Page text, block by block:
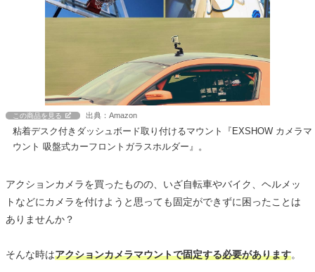
この商品を見る 出典：Amazon
粘着デスク付きダッシュボード取り付けるマウント『EXSHOW カメラマ
ウント 吸盤式カーフロントガラスホルダー』。
アクションカメラを買ったものの、いざ自転車やバイク、ヘルメッ
トなどにカメラを付けようと思っても固定ができずに困ったことは
ありませんか？
そんな時はアクションカメラマウントで固定する必要があります。